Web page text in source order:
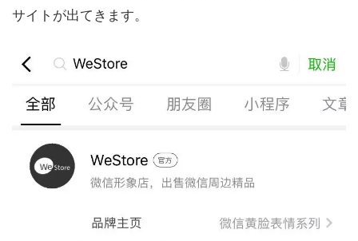
サイトが出てきます。